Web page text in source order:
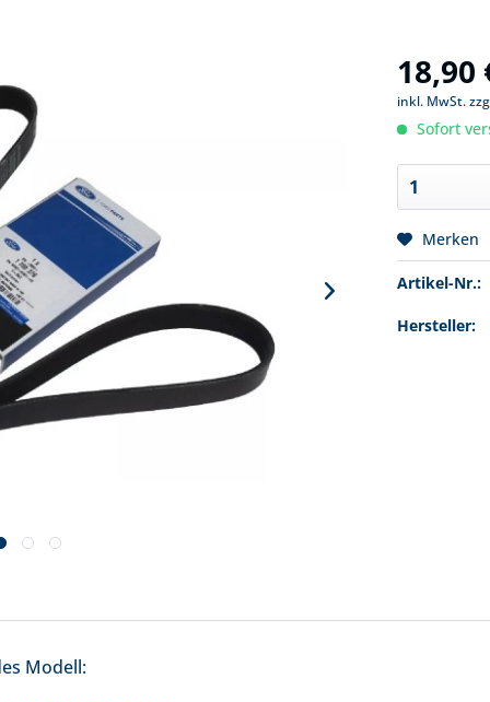
18,90
inkl. MwSt.
Sofort
Merken
Artikel-Nr.:
Hersteller:
Modell: